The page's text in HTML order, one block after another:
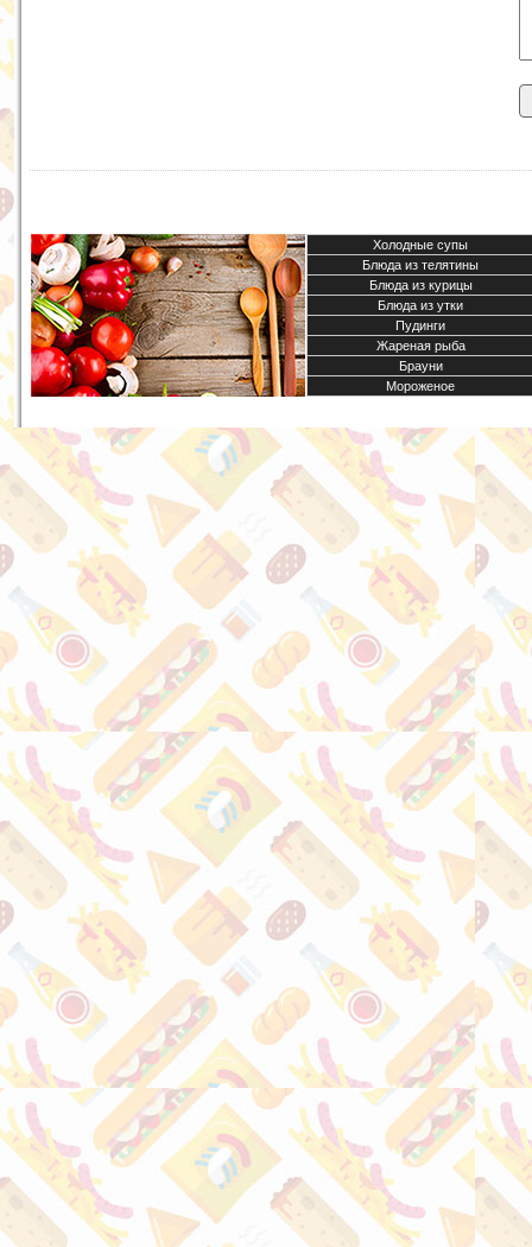
Холодные супы
Блюда из телятины
Блюда из курицы
Блюда из утки
Пудинги
Жареная рыба
Брауни
Мороженое